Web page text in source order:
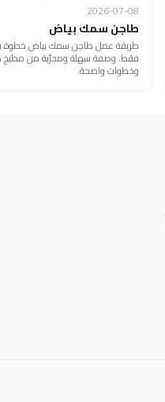
2026-07-08
طاجن سمك بياض
وخطوات واضحة.